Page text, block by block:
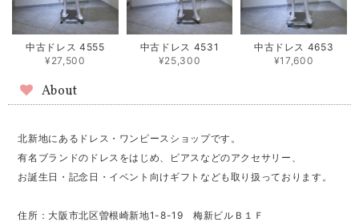
中古ドレス 4555
¥27,500
中古ドレス 4531
¥25,300
中古ドレス 4653
¥17,600
About
北新地にあるドレス・ワンピースショップです。
有名ブランドのドレスをはじめ、ピアスなどのアクセサリー、
お誕生日・記念日・イベント向けギフトなども取り扱っております。
住所：大阪市北区曽根崎新地1-8-19 梅新ビルＢ１Ｆ